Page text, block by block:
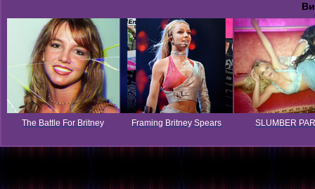
The Battle For Britney Framing Britney Spears SLUMBER